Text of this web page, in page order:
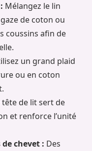
Mélangez le lin
de coton ou
coussins afin de
un grand plaid
ou en coton
tête de lit sert de
et renforce l’unité
de chevet : Des